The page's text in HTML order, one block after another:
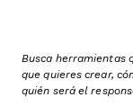
Busca herramientas
que quieres crear,
quién será el